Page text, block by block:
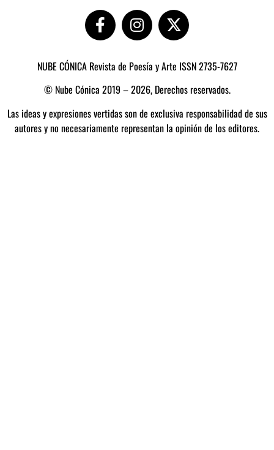
NUBE CÓNICA Revista de Poesía y Arte ISSN 2735-7627
© Nube Cónica 2019 – 2026, Derechos reservados.
Las ideas y expresiones vertidas son de exclusiva responsabilidad de sus
autores y no necesariamente representan la opinión de los editores.